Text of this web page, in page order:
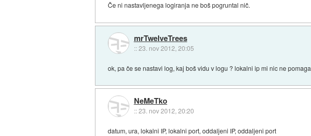
Če ni nastavljenega logiranja ne boš pogruntal nič.
mrTwelveTrees
::23. nov 2012, 20:05
ok, pa če se nastavi log, kaj boš vidu v logu ? lokalni ip mi nic ne pomaga
NeMeTko
::23. nov 2012, 20:20
datum, ura, lokalni IP, lokalni port, oddaljeni IP, oddaljeni port